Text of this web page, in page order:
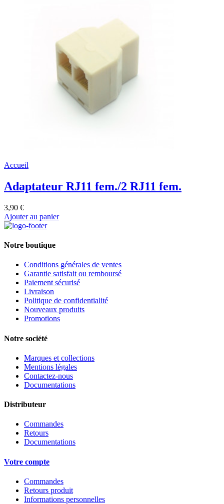
Accueil
Adaptateur RJ11 fem./2 RJ11 fem.
3,90 €
Ajouter au panier
Notre boutique
Conditions générales de ventes
Garantie satisfait ou remboursé
Paiement sécurisé
Livraison
Politique de confidentialité
Nouveaux produits
Promotions
Notre société
Marques et collections
Mentions légales
Contactez-nous
Documentations
Distributeur
Commandes
Retours
Documentations
Votre compte
Commandes
Retours produit
Informations personnelles